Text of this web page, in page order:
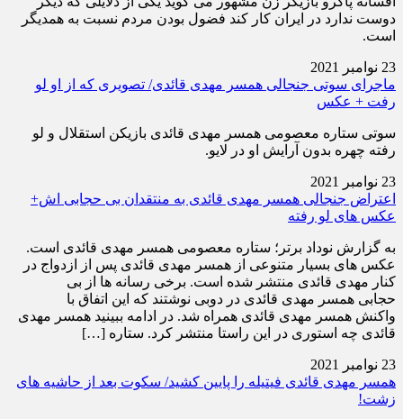
دوست ندارد در ایران کار کند فضول بودن مردم نسبت به همدیگر
است.
23 نوامبر 2021
ماجرای سوتی جنجالی همسر مهدی قائدی/ تصویری که از او لو
رفت + عکس
سوتی ستاره معصومی همسر مهدی قائدی بازیکن استقلال و لو
رفته چهره بدون آرایش او در لایو.
23 نوامبر 2021
اعتراض جنجالی همسر مهدی قائدی به منتقدان بی حجابی اش+
عکس های لو رفته
به گزارش نوداد برتر؛ ستاره معصومی همسر مهدی قائدی است.
عکس های بسیار متنوعی از همسر مهدی قائدی پس از ازدواج در
کنار مهدی قائدی منتشر شده است. برخی رسانه ها از بی
حجابی همسر مهدی قائدی در دوبی نوشتند که این اتفاق با
واکنش همسر مهدی قائدی همراه شد. در ادامه ببینید همسر مهدی
قائدی چه استوری در این راستا منتشر کرد. ستاره […]
23 نوامبر 2021
همسر مهدی قائدی فیتیله را پایین کشید/ سکوت بعد از حاشیه های
زشت!